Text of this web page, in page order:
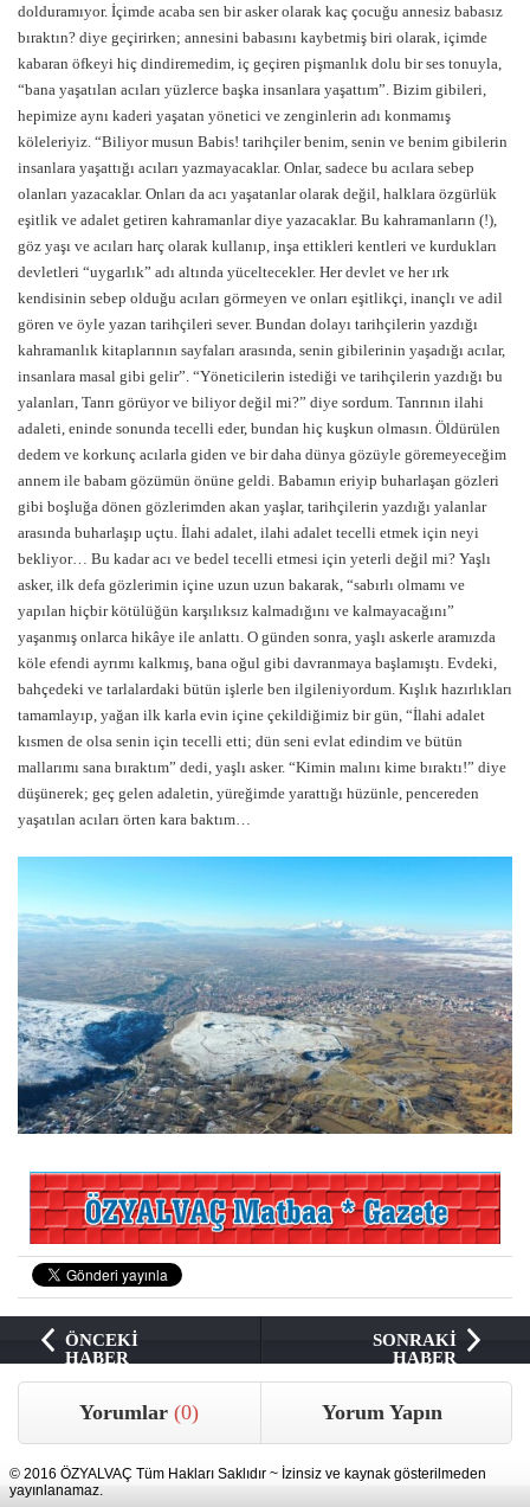
dolduramıyor. İçimde acaba sen bir asker olarak kaç çocuğu annesiz babasız
bıraktın? diye geçirirken; annesini babasını kaybetmiş biri olarak, içimde
kabaran öfkeyi hiç dindiremedim, iç geçiren pişmanlık dolu bir ses tonuyla,
“bana yaşatılan acıları yüzlerce başka insanlara yaşattım”. Bizim gibileri,
hepimize aynı kaderi yaşatan yönetici ve zenginlerin adı konmamış
köleleriyiz. “Biliyor musun Babis! tarihçiler benim, senin ve benim gibilerin
insanlara yaşattığı acıları yazmayacaklar. Onlar, sadece bu acılara sebep
olanları yazacaklar. Onları da acı yaşatanlar olarak değil, halklara özgürlük
eşitlik ve adalet getiren kahramanlar diye yazacaklar. Bu kahramanların (!),
göz yaşı ve acıları harç olarak kullanıp, inşa ettikleri kentleri ve kurdukları
devletleri “uygarlık” adı altında yüceltecekler. Her devlet ve her ırk
kendisinin sebep olduğu acıları görmeyen ve onları eşitlikçi, inançlı ve adil
gören ve öyle yazan tarihçileri sever. Bundan dolayı tarihçilerin yazdığı
kahramanlık kitaplarının sayfaları arasında, senin gibilerinin yaşadığı acılar,
insanlara masal gibi gelir”. “Yöneticilerin istediği ve tarihçilerin yazdığı bu
yalanları, Tanrı görüyor ve biliyor değil mi?” diye sordum. Tanrının ilahi
adaleti, eninde sonunda tecelli eder, bundan hiç kuşkun olmasın. Öldürülen
dedem ve korkunç acılarla giden ve bir daha dünya gözüyle göremeyeceğim
annem ile babam gözümün önüne geldi. Babamın eriyip buharlaşan gözleri
gibi boşluğa dönen gözlerimden akan yaşlar, tarihçilerin yazdığı yalanlar
arasında buharlaşıp uçtu. İlahi adalet, ilahi adalet tecelli etmek için neyi
bekliyor… Bu kadar acı ve bedel tecelli etmesi için yeterli değil mi? Yaşlı
asker, ilk defa gözlerimin içine uzun uzun bakarak, “sabırlı olmamı ve
yapılan hiçbir kötülüğün karşılıksız kalmadığını ve kalmayacağını”
yaşanmış onlarca hikâye ile anlattı. O günden sonra, yaşlı askerle aramızda
köle efendi ayrımı kalkmış, bana oğul gibi davranmaya başlamıştı. Evdeki,
bahçedeki ve tarlalardaki bütün işlerle ben ilgileniyordum. Kışlık hazırlıkları
tamamlayıp, yağan ilk karla evin içine çekildiğimiz bir gün, “İlahi adalet
kısmen de olsa senin için tecelli etti; dün seni evlat edindim ve bütün
mallarımı sana bıraktım” dedi, yaşlı asker. “Kimin malını kime bıraktı!” diye
düşünerek; geç gelen adaletin, yüreğimde yarattığı hüzünle, pencereden
yaşatılan acıları örten kara baktım…
ÖNCEKİ
HABER
SONRAKİ
HABER
Yorumlar(0) Yorum Yapın
© 2016 ÖZYALVAÇ Tüm Hakları Saklıdır ~ İzinsiz ve kaynak gösterilmeden
yayınlanamaz.